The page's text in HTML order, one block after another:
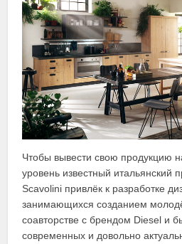
Чтобы вывести свою продукцию
уровень известный итальянский
Scavolini привлёк к разработке
занимающихся созданием
соавторстве с брендом Diesel и
современных и довольно